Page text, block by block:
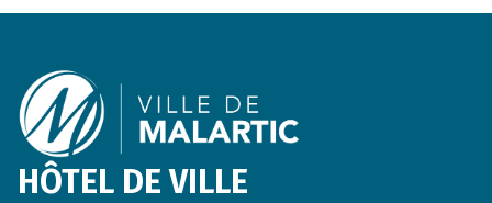
HÔTEL DE VILLE